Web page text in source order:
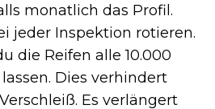
monatlich das Profil.
jeder Inspektion rotieren.
die Reifen alle 10.000
Dies verhindert
Es verlängert